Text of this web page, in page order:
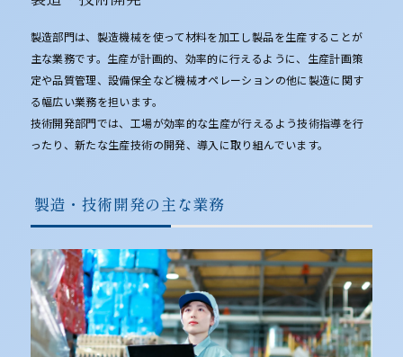
製造部門は、製造機械を使って材料を加工し製品を生産することが
主な業務です。生産が計画的、効率的に行えるように、生産計画策
定や品質管理、設備保全など機械オペレーションの他に製造に関す
る幅広い業務を担います。
技術開発部門では、工場が効率的な生産が行えるよう技術指導を行
ったり、新たな生産技術の開発、導入に取り組んでいます。
製造・技術開発の主な業務